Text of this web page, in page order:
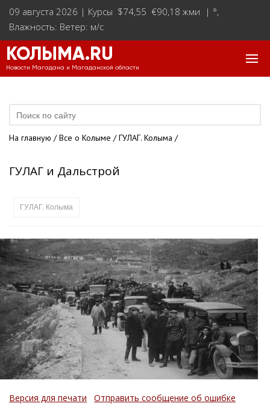
09 августа 2026 | Курсы $74,55 €90,18 жми | °,
Влажность: Ветер: м/с
КОЛЫМА.RU
Новости Магадана и Магаданской области
На главную /Все о Колыме /ГУЛАГ. Колыма /
ГУЛАГ и Дальстрой
ГУЛАГ. Колыма
Версия для печати Отправить сообщение об ошибке